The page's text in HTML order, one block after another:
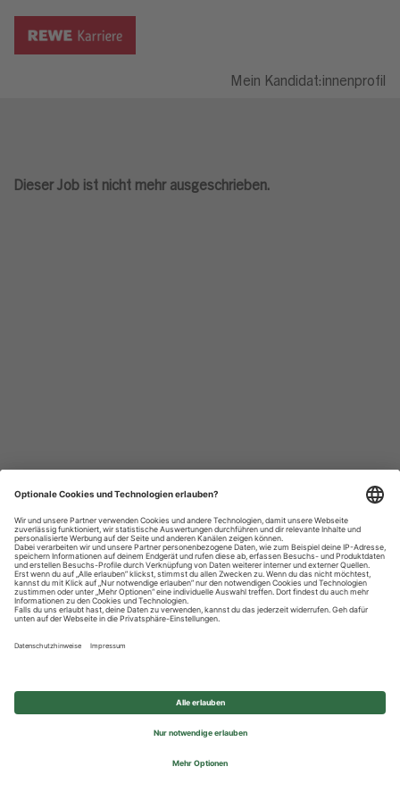
Mein Kandidat:innenprofil
Dieser Job ist nicht mehr ausgeschrieben.
Datenschutzhinweise
Impressum
Privatsphäre-Einstellungen
© 2026 REWE Group - All rights reserved